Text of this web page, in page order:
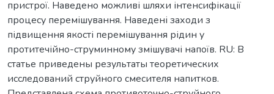
пристрої. Наведено можливі шляхи інтенсифікації
процесу перемішування. Наведені заходи з
підвищення якості перемішування рідин у
протитечійно-струминному змішувачі напоїв. RU: В
статье приведены результаты теоретических
исследований струйного смесителя напитков.